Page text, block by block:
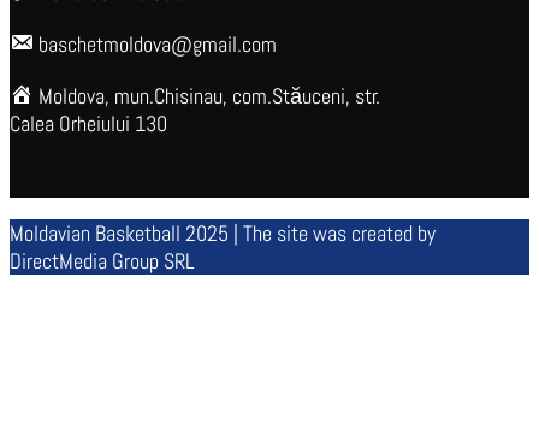
baschetmoldova@gmail.com
Moldova, mun.Chisinau, com.Stăuceni, str.
Calea Orheiului 130
Moldavian Basketball 2025 | The site was created by
DirectMedia Group SRL